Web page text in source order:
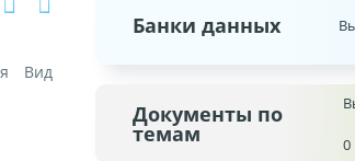
Вид
Банки данных
Документы по
темам 0